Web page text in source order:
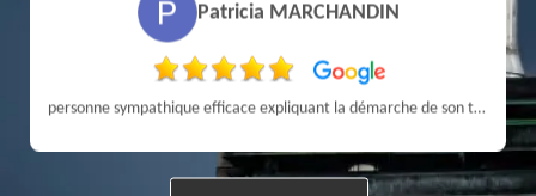
Patricia MARCHANDIN
personne sympathique efficace expliquant la démarche de son travail pour un résultat de qualité . A recommander